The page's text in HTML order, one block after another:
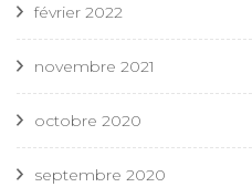
février 2022
novembre 2021
octobre 2020
septembre 2020